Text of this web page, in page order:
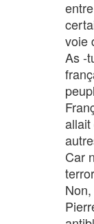
voie
As -
Car